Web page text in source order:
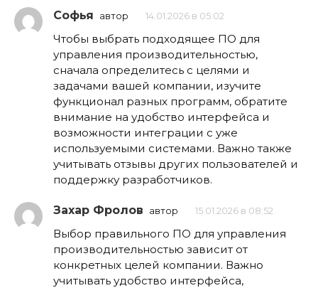
Софья автор 14.01.2026 в 05:02
Чтобы выбрать подходящее ПО для
управления производительностью,
сначала определитесь с целями и
задачами вашей компании, изучите
функционал разных программ, обратите
внимание на удобство интерфейса и
возможности интеграции с уже
используемыми системами. Важно также
учитывать отзывы других пользователей и
поддержку разработчиков.
Захар Фролов автор 15.01.2026 в 08:52
Выбор правильного ПО для управления
производительностью зависит от
конкретных целей компании. Важно
учитывать удобство интерфейса,